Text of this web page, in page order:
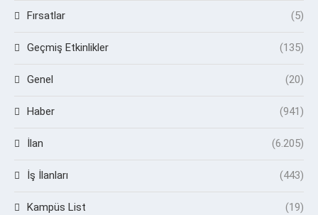
Fırsatlar (5)
Geçmiş Etkinlikler (135)
Genel (20)
Haber (941)
İlan (6.205)
İş İlanları (443)
Kampüs List (19)